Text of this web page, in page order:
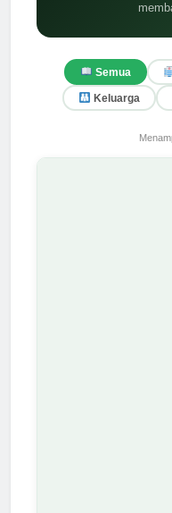
Semua
Keluarga